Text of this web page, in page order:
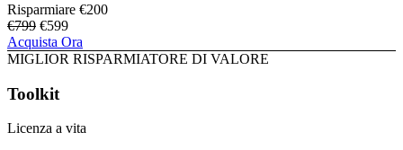
Risparmiare €200
€799 €599
Acquista Ora
MIGLIOR RISPARMIATORE DI VALORE
Toolkit
Licenza a vita